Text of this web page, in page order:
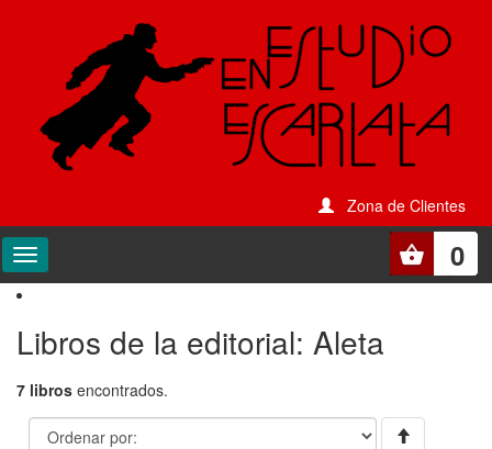
Zona de Clientes
0
Libros de la editorial: Aleta
7 libros encontrados.